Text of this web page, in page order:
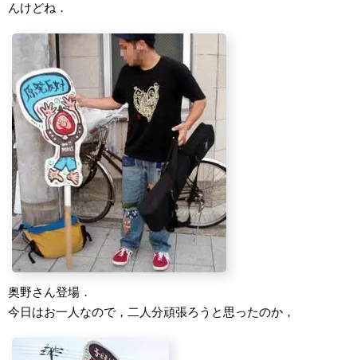
んけどね．
奥野さん登場．
今日はお一人なので，二人分頑張ろうと思ったのか，